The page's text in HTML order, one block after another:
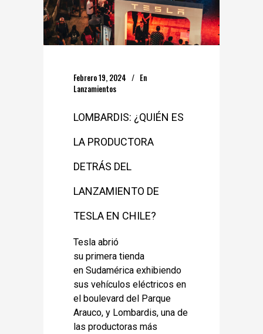
Febrero 19, 2024
En
Lanzamientos
LOMBARDIS: ¿QUIÉN ES
LA PRODUCTORA
DETRÁS DEL
LANZAMIENTO DE
TESLA EN CHILE?
Tesla abrió
su primera tienda
en Sudamérica exhibiendo
sus vehículos eléctricos en
el boulevard del Parque
Arauco, y Lombardis, una de
las productoras más